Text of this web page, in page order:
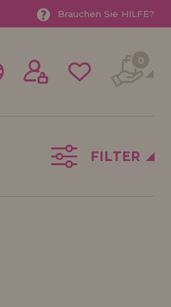
Brauchen Sie HILFE?
Sie unsere Produkte in
als Händler und erfahren
speziellen Rabatten für
0
FILTER